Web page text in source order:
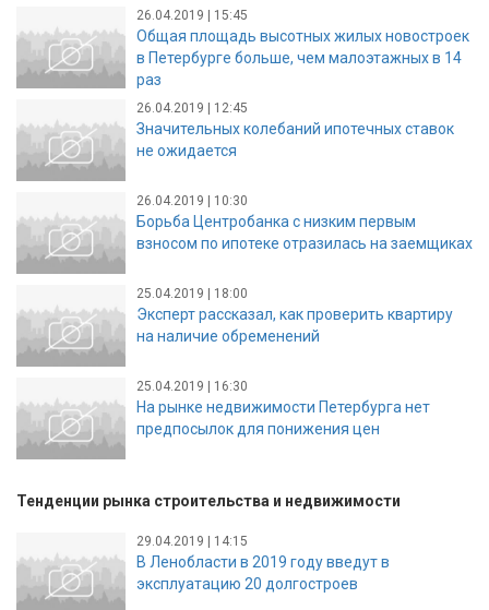
26.04.2019 | 15:45
Общая площадь высотных жилых новостроек
в Петербурге больше, чем малоэтажных в 14
раз
26.04.2019 | 12:45
Значительных колебаний ипотечных ставок
не ожидается
26.04.2019 | 10:30
Борьба Центробанка с низким первым
взносом по ипотеке отразилась на заемщиках
25.04.2019 | 18:00
Эксперт рассказал, как проверить квартиру
на наличие обременений
25.04.2019 | 16:30
На рынке недвижимости Петербурга нет
предпосылок для понижения цен
Тенденции рынка строительства и недвижимости
29.04.2019 | 14:15
В Ленобласти в 2019 году введут в
эксплуатацию 20 долгостроев